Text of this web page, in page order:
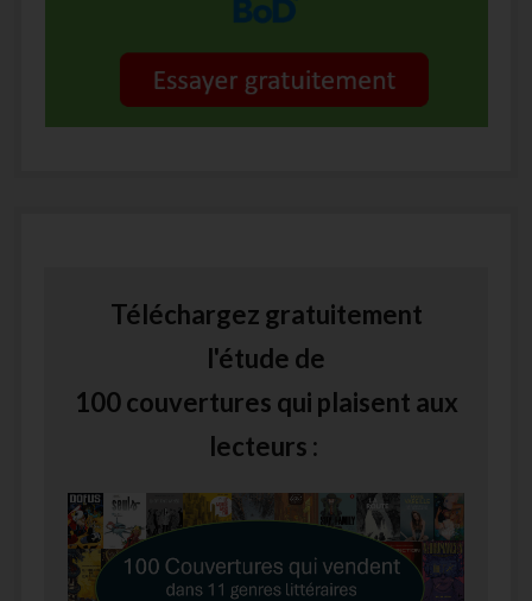
Téléchargez gratuitement
l'étude de
100 couvertures qui plaisent aux
lecteurs :